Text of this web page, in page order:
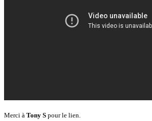
Merci à Tony S pour le lien.